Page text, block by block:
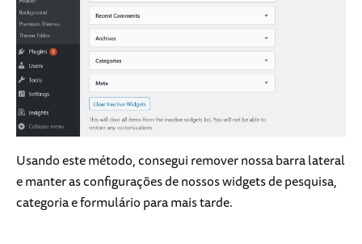
Usando este método, consegui remover nossa barra lateral
e manter as configurações de nossos widgets de pesquisa,
categoria e formulário para mais tarde.